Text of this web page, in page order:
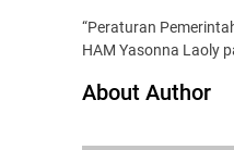
“Peraturan
HAM Yasonna Laoly
About Author